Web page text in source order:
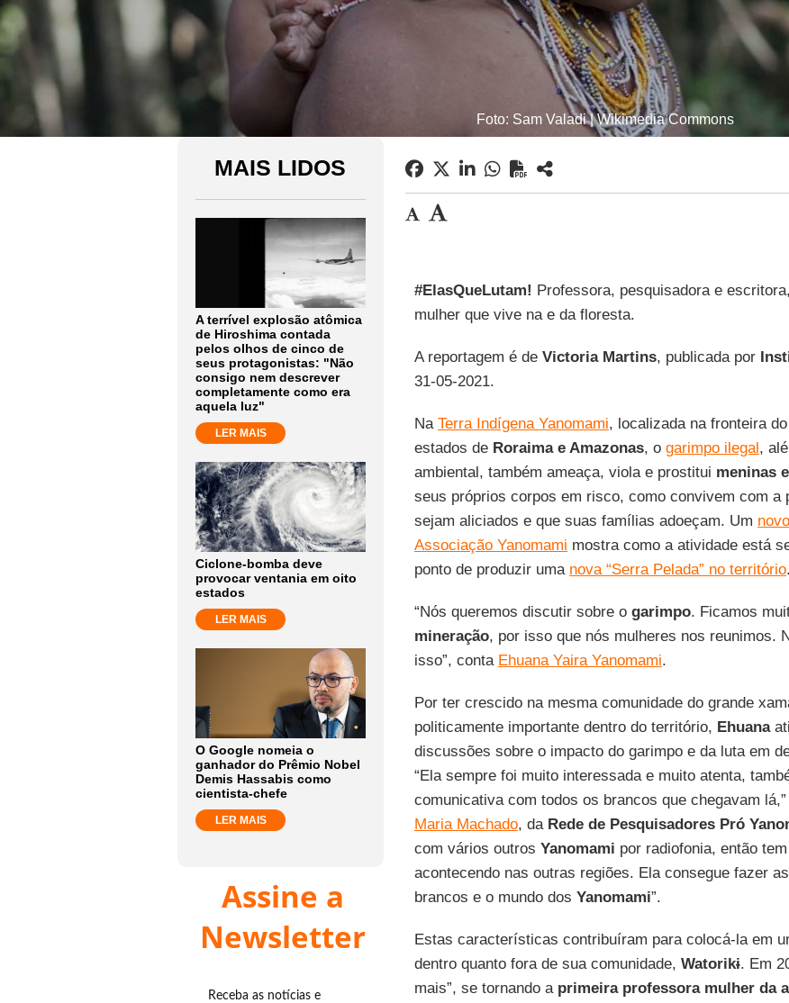
Foto: Sam Valadi | Wikimedia Commons
MAIS LIDOS
A terrível explosão atômica
de Hiroshima contada
pelos olhos de cinco de
seus protagonistas: "Não
consigo nem descrever
completamente como era
aquela luz"
LER MAIS
Ciclone-bomba deve
provocar ventania em oito
estados
LER MAIS
O Google nomeia o
ganhador do Prêmio Nobel
Demis Hassabis como
cientista-chefe
LER MAIS
Assine a
Newsletter
Receba as notícias e
#ElasQueLutam! Professora, pesquisadora e
mulher que vive na e da floresta.
A reportagem é de Victoria Martins, publicada por
31-05-2021.
Na Terra Indígena Yanomami, localizada na fronteira do
estados deRoraima e Amazonas, o garimpo ilegal,
ambiental, também ameaça, viola e prostitui meninas
seus próprios corpos em risco, como convivem com a
sejam aliciados e que suas famílias adoeçam. Um
Associação Yanomami mostra como a atividade está
ponto de produzir uma nova “Serra Pelada” no território.
“Nós queremos discutir sobre o garimpo. Ficamos
mineração, por isso que nós mulheres nos reunimos.
isso”, conta Ehuana Yaira Yanomami.
Por ter crescido na mesma comunidade do grande
politicamente importante dentro do território, Ehuana
discussões sobre o impacto do garimpo e da luta em
“Ela sempre foi muito interessada e muito atenta,
comunicativa com todos os brancos que chegavam
Maria Machado, da Rede de Pesquisadores Pró
com vários outros Yanomami por radiofonia, então
acontecendo nas outras regiões. Ela consegue fazer
brancos e o mundo dos Yanomami”.
Estas características contribuíram para colocá-la em
dentro quanto fora de sua comunidade, Watorikɨ. Em
mais”, se tornando a primeira professora mulher da